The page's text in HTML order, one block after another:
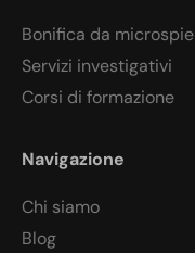
Bonifica da microspie
Servizi investigativi
Corsi di formazione
Navigazione
Chi siamo
Blog